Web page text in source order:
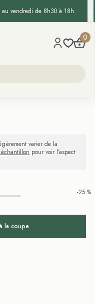
vendredi de 8h30 à 18h
0
varier de la
pour voir l’aspect
-25 %
la coupe